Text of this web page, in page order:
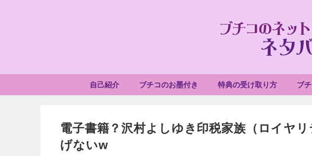
自己紹介 ブチコのお墨付き 特典の受け取り方 ブ
電子書籍？沢村よしゆき印税家族（ロイヤ
げないw